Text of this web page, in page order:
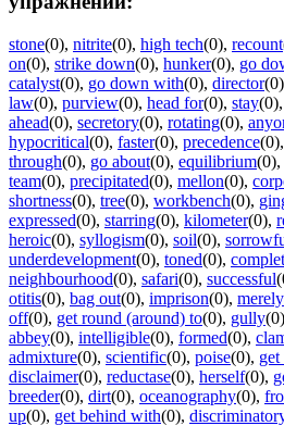
stone(0), nitrite(0), high tech(0), recount
on(0), strike down(0), hunker(0), go
catalyst(0), go down with(0), director(0)
law(0), purview(0), head for(0), stay(0),
ahead(0), secretory(0), rotating(0),
hypocritical(0), faster(0), precedence(0),
through(0), go about(0), equilibrium(0),
team(0), precipitated(0), mellon(0),
shortness(0), tree(0), workbench(0),
expressed(0), starring(0), kilometer(0),
heroic(0), syllogism(0), soil(0),
underdevelopment(0), toned(0),
neighbourhood(0), safari(0), successful
otitis(0), bag out(0), imprison(0), merely
off(0), get round (around) to(0), gully(0)
abbey(0), intelligible(0), formed(0),
admixture(0), scientific(0), poise(0),
disclaimer(0), reductase(0), herself(0),
breeder(0), dirt(0), oceanography(0),
up(0), get behind with(0),